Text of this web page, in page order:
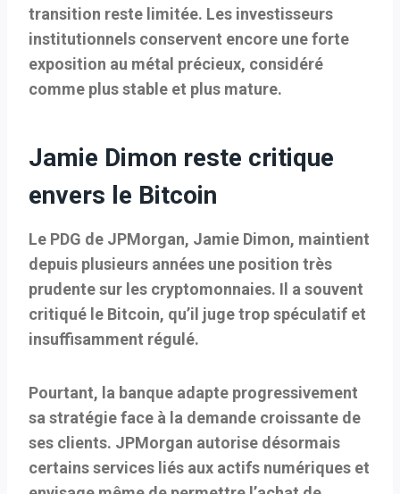
transition reste limitée. Les investisseurs
institutionnels conservent encore une forte
exposition au métal précieux, considéré
comme plus stable et plus mature.
Jamie Dimon reste critique
envers le Bitcoin
Le PDG de JPMorgan, Jamie Dimon, maintient
depuis plusieurs années une position très
prudente sur les cryptomonnaies. Il a souvent
critiqué le Bitcoin, qu’il juge trop spéculatif et
insuffisamment régulé.
Pourtant, la banque adapte progressivement
sa stratégie face à la demande croissante de
ses clients. JPMorgan autorise désormais
certains services liés aux actifs numériques et